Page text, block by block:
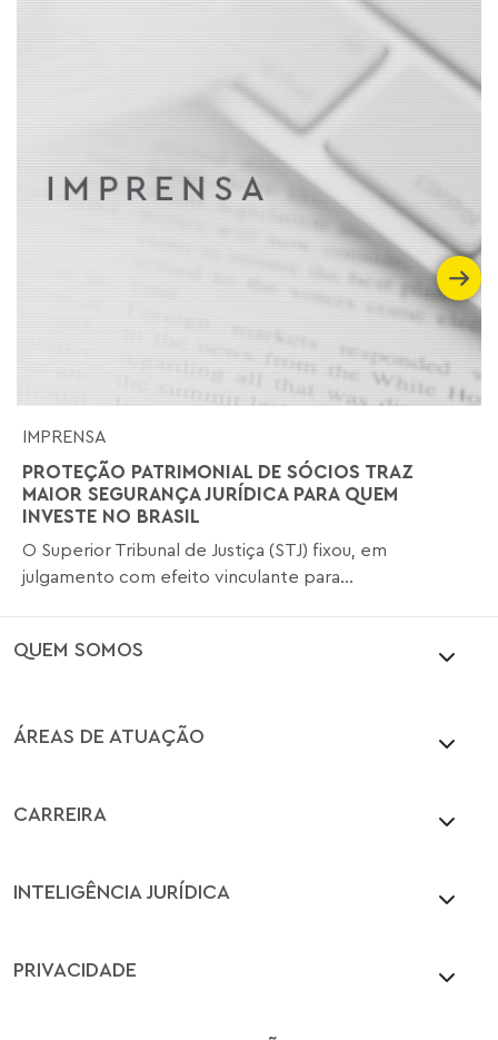
IMPRENSA
PROTEÇÃO PATRIMONIAL DE SÓCIOS TRAZ
MAIOR SEGURANÇA JURÍDICA PARA QUEM
INVESTE NO BRASIL
O Superior Tribunal de Justiça (STJ) fixou, em
julgamento com efeito vinculante para...
QUEM SOMOS
ÁREAS DE ATUAÇÃO
CARREIRA
INTELIGÊNCIA JURÍDICA
PRIVACIDADE